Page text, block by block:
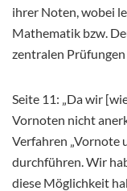
ihrer Noten, wobei
Mathematik bzw.
zentralen Prüfungen
Seite 11: „Da wir
Vornoten nicht
Verfahren „Vornote
durchführen. Wir
diese Möglichkeit